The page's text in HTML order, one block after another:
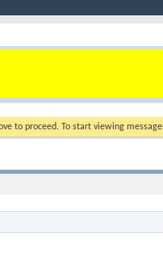
to proceed. To start viewing